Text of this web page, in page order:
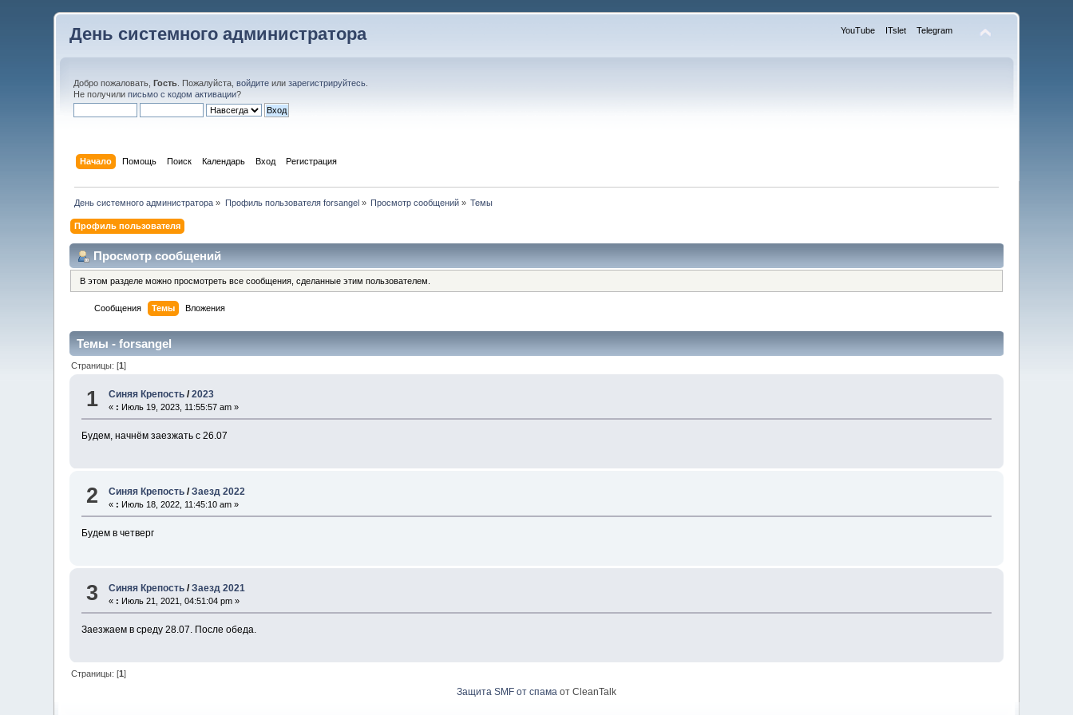
День системного администратора YouTube ITslet Telegram
Добро пожаловать,Гость . Пожалуйста,войдите илизарегистрируйтесь
Не получилиписьмо с кодом активации?
Начало Помощь Поиск Календарь Вход Регистрация
День системного администратора » Профиль пользователя forsangel» Просмотр сообщений » Темы
Профиль пользователя
Просмотр сообщений
В этом разделе можно просмотреть все сообщения, сделанные этим пользователем.
Сообщения Темы Вложения
Темы - forsangel
Страницы: [1]
1 Синяя Крепость /2023
« : Июль 19, 2023, 11:55:57 am »
Будем, начнём заезжать с 26.07
2 Синяя Крепость /Заезд 2022
« : Июль 18, 2022, 11:45:10 am »
Будем в четверг
3 Синяя Крепость /Заезд 2021
« : Июль 21, 2021, 04:51:04 pm »
Заезжаем в среду 28.07. После обеда.
Страницы: [1]
Защита SMF от спама от CleanTalk